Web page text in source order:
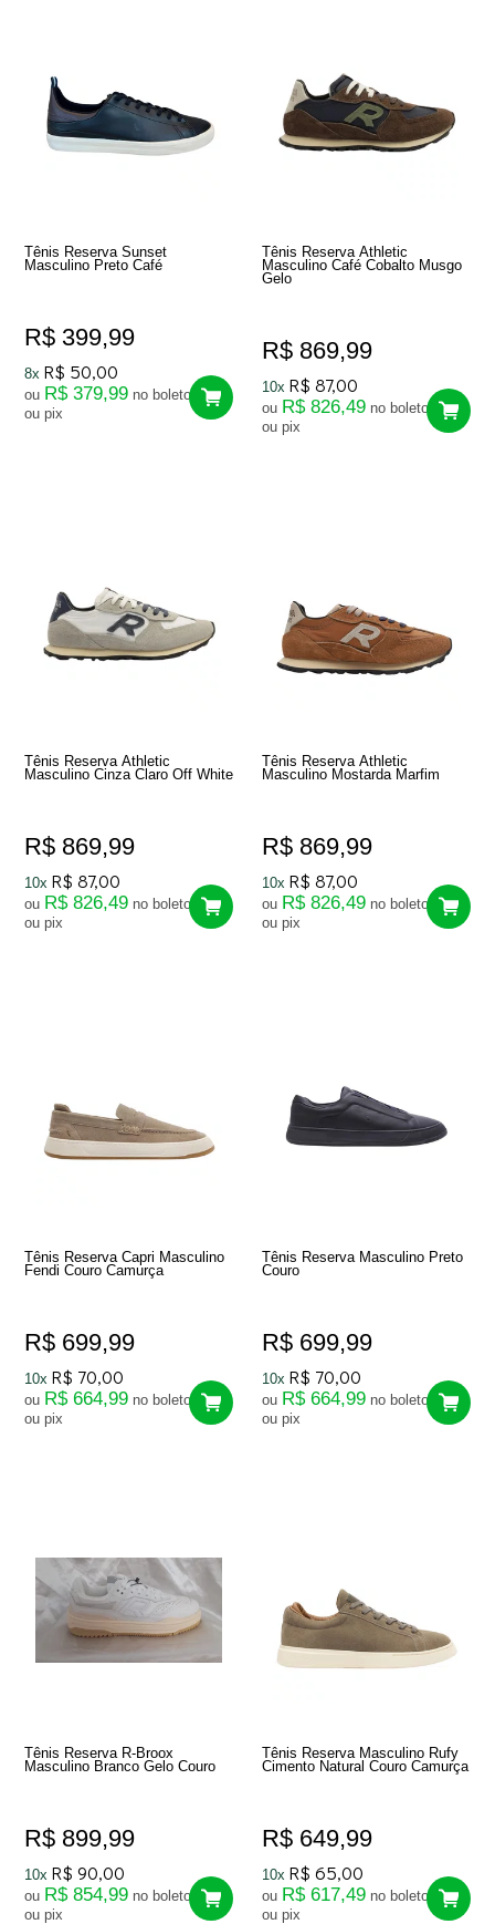
Tênis Reserva Sunset
Masculino Preto Café
R$ 399,99
8x R$ 50,00
ou R$ 379,99 no boleto
ou pix
Tênis Reserva Athletic
Masculino Café Cobalto Musgo
Gelo
R$ 869,99
10x R$ 87,00
ou R$ 826,49 no boleto
ou pix
Tênis Reserva Athletic
Masculino Cinza Claro Off White
R$ 869,99
10x R$ 87,00
ou R$ 826,49 no boleto
ou pix
Tênis Reserva Athletic
Masculino Mostarda Marfim
R$ 869,99
10x R$ 87,00
ou R$ 826,49 no boleto
ou pix
Tênis Reserva Capri Masculino
Fendi Couro Camurça
R$ 699,99
10x R$ 70,00
ou R$ 664,99 no boleto
ou pix
Tênis Reserva Masculino Preto
Couro
R$ 699,99
10x R$ 70,00
ou R$ 664,99 no boleto
ou pix
Tênis Reserva R-Broox
Masculino Branco Gelo Couro
R$ 899,99
10x R$ 90,00
ou R$ 854,99 no boleto
ou pix
Tênis Reserva Masculino Rufy
Cimento Natural Couro Camurça
R$ 649,99
10x R$ 65,00
ou R$ 617,49 no boleto
ou pix